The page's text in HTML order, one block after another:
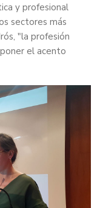
y profesional
sectores más
"la profesión
el acento